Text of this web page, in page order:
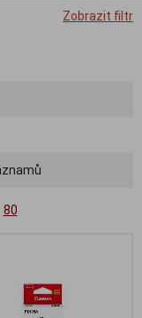
Zobrazit filtr
80